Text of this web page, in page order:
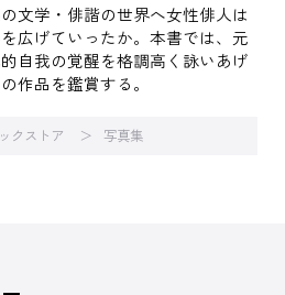
文学・俳諧の世界へ女性俳人は
広げていったか。本書では、元
自我の覚醒を格調高く詠いあげ
作品を鑑賞する。
クストア 写真集